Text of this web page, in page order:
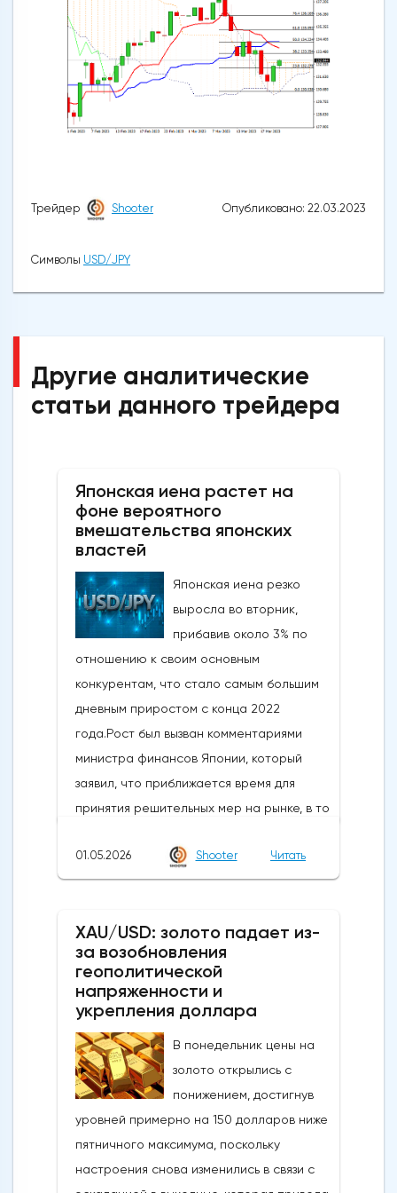
Трейдер Shooter Опубликовано: 22.03.2023
Символы USD/JPY
Другие аналитические
статьи данного трейдера
Японская иена растет на
фоне вероятного
вмешательства японских
властей
Японская иена резко
выросла во вторник,
прибавив около 3% по
отношению к своим основным
конкурентам, что стало самым большим
дневным приростом с конца 2022
года.Рост был вызван комментариями
министра финансов Японии, который
заявил, что приближается время для
принятия решительных мер на рынке, в то
ссылкой на правительство и центральный
банк говорилось, что японские власти
поддержать иену, которая достигла самых
низких уровней с середины 2024 года,
когда проводилась последняя
интервенция. произошло.Сегодняшние
действия следуют недавнему сообщению
о готовности властей вмешаться, когда
пара USDJPY преодолеет сопротивление
уровней, которые в последний раз
торговались в конце февраля, и
ознаменовало коррекцию почти на 61,8%
01.05.2026 Shooter Читать
XAU/USD: золото падает из-
за возобновления
геополитической
напряженности и
укрепления доллара
В понедельник цены на
золото открылись с
понижением, достигнув
уровней примерно на 150 долларов ниже
пятничного максимума, поскольку
настроения снова изменились в связи с